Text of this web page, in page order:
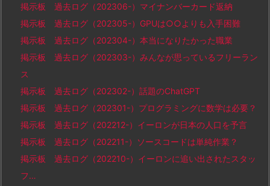
掲示板 過去ログ（202306-）マイナンバーカード返納
掲示板 過去ログ（202305-）GPUは○○よりも入手困難
掲示板 過去ログ（202304-）本当になりたかった職業
掲示板 過去ログ（202303-）みんなが思っているフリーラン
ス
掲示板 過去ログ（202302-）話題のChatGPT
掲示板 過去ログ（202301-）プログラミングに数学は必要？
掲示板 過去ログ（202212-）イーロンが日本の人口を予言
掲示板 過去ログ（202211-）ソースコードは単純作業？
掲示板 過去ログ（202210-）イーロンに追い出されたスタッ
フ…